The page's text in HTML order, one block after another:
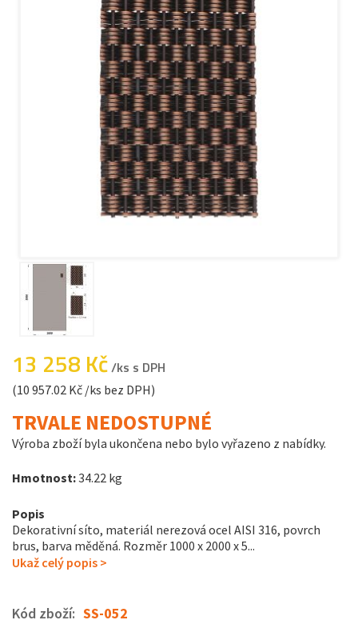
13 258 Kč/ks s DPH
(10 957.02 Kč /ks bez DPH)
TRVALE NEDOSTUPNÉ
Výroba zboží byla ukončena nebo bylo vyřazeno z nabídky.
Hmotnost:34.22 kg
Popis
Dekorativní síto, materiál nerezová ocel AISI 316, povrch
brus, barva měděná. Rozměr 1000 x 2000 x 5...
Ukaž celý popis >
Kód zboží: SS-052